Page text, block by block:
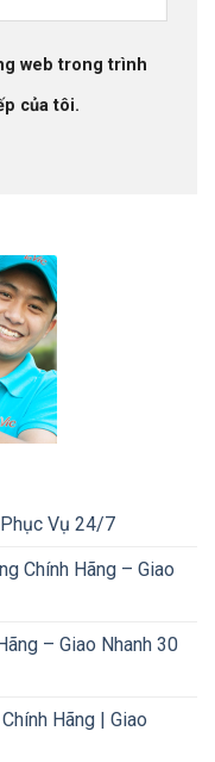
web trong trình
của tôi.
Vụ 24/7
Chính Hãng – Giao
– Giao Nhanh 30
Hãng | Giao